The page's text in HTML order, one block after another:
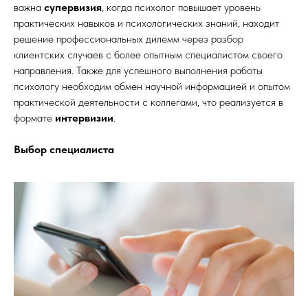
важна супервизия, когда психолог повышает уровень
практических навыков и психологических знаний, находит
решение профессиональных дилемм через разбор
клиентских случаев с более опытным специалистом своего
направления. Также для успешного выполнения работы
психологу необходим обмен научной информацией и опытом
практической деятельности с коллегами, что реализуется в
формате интервизии.
Выбор специалиста